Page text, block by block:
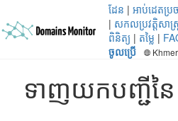
ដែន | អាប់ដេតប្រច
| សកលប្រវត្តិសាស្
ពិនិត្យ | តម្លៃ |
ចូលប្រើ
Khmer
ទាញយកបញ្ជីន